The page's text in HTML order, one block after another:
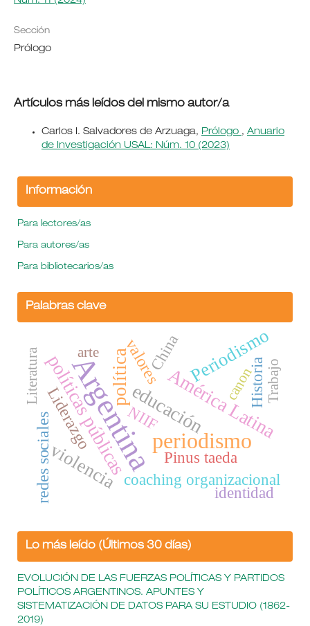
Sección
Prólogo
Artículos más leídos del mismo autor/a
Carlos I. Salvadores de Arzuaga, Prólogo , Anuario
de Investigación USAL: Núm. 10 (2023)
Información
Para lectores/as
Para autores/as
Para bibliotecarios/as
Palabras clave
Argentinaperiodismo
educación
políticas públicas América Latina
Periodismo
política
violencia
Liderazgo
redes sociales
valoresChina
coaching organizacional
Historia
Pinus taeda
identidad
NIIF
Literatura canon Trabajo
arte
Lo más leído (Últimos 30 días)
EVOLUCIÓN DE LAS FUERZAS POLÍTICAS Y PARTIDOS
POLÍTICOS ARGENTINOS. APUNTES Y
SISTEMATIZACIÓN DE DATOS PARA SU ESTUDIO (1862-
2019)